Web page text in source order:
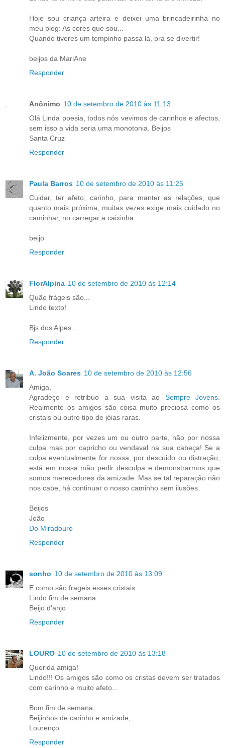
Hoje sou criança arteira e deixei uma brincadeirinha no
meu blog: As cores que sou...
Quando tiveres um tempinho passa lá, pra se divertir!
beijos da MariAne
Responder
Anônimo 10 de setembro de 2010 às 11:13
Olá Linda poesia, todos nós vevimos de carinhos e afectos,
sem isso a vida seria uma monotonia. Beijos
Santa Cruz
Responder
Paula Barros 10 de setembro de 2010 às 11:25
Cuidar, ter afeto, carinho, para manter as relações, que
quanto mais próxima, muitas vezes exige mais cuidado no
caminhar, no carregar a caixinha.
beijo
Responder
FlorAlpina 10 de setembro de 2010 às 12:14
Quão frágeis são...
Lindo texto!
Bjs dos Alpes...
Responder
A. João Soares 10 de setembro de 2010 às 12:56
Amiga,
Agradeço e retribuo a sua visita ao Sempre Jovens
Realmente os amigos são coisa muito preciosa como os
cristais ou outro tipo de jóias raras.
Infelizmente, por vezes um ou outro parte, não por nossa
culpa mas por capricho ou vendaval na sua cabeça! Se a
culpa eventualmente for nossa, por descuido ou distração,
está em nossa mão pedir desculpa e demonstrarmos que
somos merecedores da amizade. Mas se tal reparação não
nos cabe, há continuar o nosso caminho sem ilusões.
Beijos
João
Do Miradouro
Responder
sonho 10 de setembro de 2010 às 13:09
E como são frageis esses cristais...
Lindo fim de semana
Beijo d'anjo
Responder
LOURO 10 de setembro de 2010 às 13:18
Querida amiga!
Lindo!!! Os amigos são como os cristas devem ser tratados
com carinho e muito afeto...
Bom fim de semana,
Beijinhos de carinho e amizade,
Lourenço
Responder